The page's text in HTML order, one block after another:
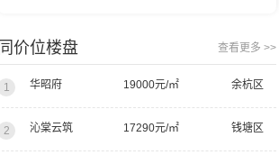
同价位楼盘 查看更多 >>
1 华昭府 19000元/㎡ 余杭区
2 沁棠云筑 17290元/㎡ 钱塘区